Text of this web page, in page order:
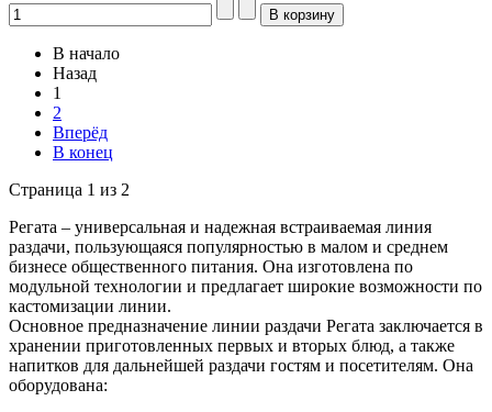
В начало
Назад
1
2
Вперёд
В конец
Страница 1 из 2
Регата – универсальная и надежная встраиваемая линия
раздачи, пользующаяся популярностью в малом и среднем
бизнесе общественного питания. Она изготовлена по
модульной технологии и предлагает широкие возможности по
кастомизации линии.
Основное предназначение линии раздачи Регата заключается в
хранении приготовленных первых и вторых блюд, а также
напитков для дальнейшей раздачи гостям и посетителям. Она
оборудована: